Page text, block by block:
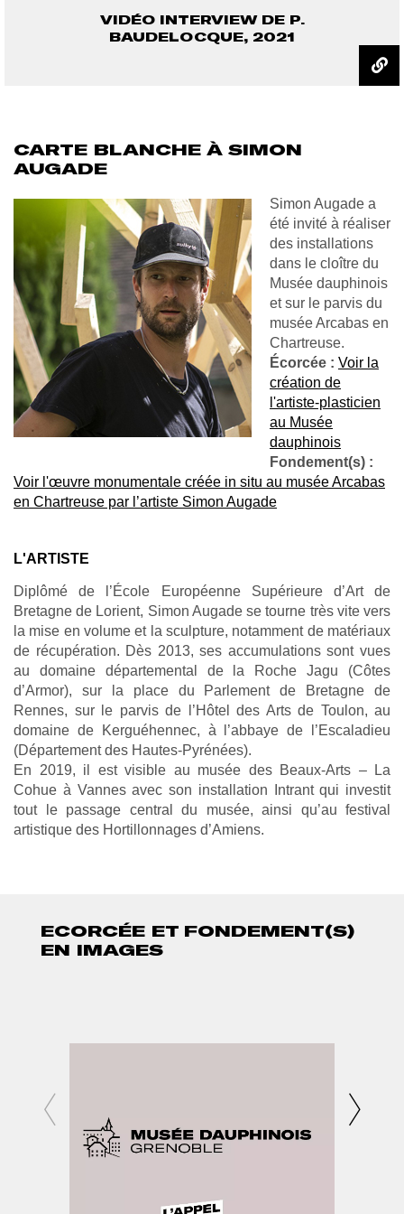
VIDÉO INTERVIEW DE P.
BAUDELOCQUE, 2021
CARTE BLANCHE À SIMON
AUGADE
Simon Augade a
été invité à réaliser
des installations
dans le cloître du
Musée dauphinois
et sur le parvis du
musée Arcabas en
Chartreuse.
Écorcée : Voir la
création de
l'artiste-plasticien
au Musée
dauphinois
Fondement(s) :
Voir l'œuvre monumentale créée in situ au musée Arcabas
en Chartreuse par l’artiste Simon Augade
L'ARTISTE
Diplôméde l’École Européenne Supérieure d’Art de
Bretagne de Lorient, Simon Augade setourne très vite vers
la mise en volume et la sculpture, notamment de matériaux
de récupération. Dès 2013, ses accumulationssont vues
au domaine départemental de la Roche Jagu (Côtes
d’Armor), sur la place du Parlement de Bretagne de
Rennes, sur
le parvis de l’Hôtel des Arts de Toulon, au
domaine de
Kerguéhennec, à l’abbayede
l’Escaladieu
(Départementdes Hautes-Pyrénées).
En 2019, il est visible au musée des Beaux-Arts – La
Cohue à Vannes avec son installation
Intrantqui investit
tout le passage central du musée, ainsi qu’au festival
artistique des Hortillonnages d’Amiens.
ECORCÉE ET FONDEMENT(S)
EN IMAGES